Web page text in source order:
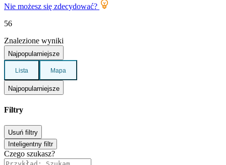
Nie możesz się zdecydować?
56
Znalezione wyniki
Najpopularniejsze
Lista Mapa
Najpopularniejsze
Filtry
Usuń filtry
Inteligentny filtr
Czego szukasz?